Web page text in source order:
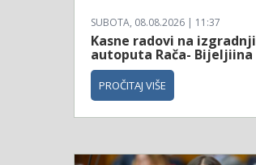
SUBOTA, 08.08.2026 | 11:37
Kasne radovi na izgradnji
autoputa Rača- Bijeljiina
PROČITAJ VIŠE